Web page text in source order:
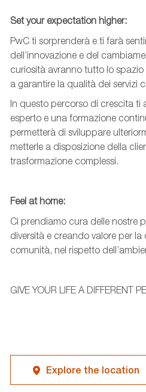
Set your expectation higher:
PwC ti sorprenderà e ti farà
dell’innovazione e del
curiosità avranno tutto lo
a garantire la qualità dei servizi
In questo percorso di crescita
esperto e una formazione
permetterà di sviluppare
metterle a disposizione della
trasformazione complessi.
Feel at home:
Ci prendiamo cura delle nostre
diversità e creando valore per la
comunità, nel rispetto
GIVE YOUR LIFE A DIFFERENT
Explore the location